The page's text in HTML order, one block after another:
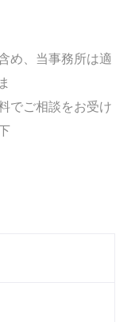
め、当事務所は適
でご相談をお受け